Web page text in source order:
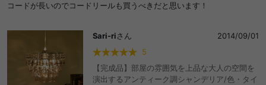
コードが長いのでコードリールも買うべきだと思います！
Sari-riさん
2014/09/01
5
【完成品】部屋の雰囲気を上品な大人の空間を
演出するアンティーク調シャンデリア/色・タイ